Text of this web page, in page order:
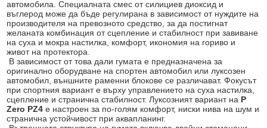
автомобила. Специалната смес от силициев диоксид и
въглерод може да бъде регулирана в зависимост от нуждите на
производителя на превозното средство, за да постигнат
желаната комбинация от сцепление и стабилност при завиване
на суха и мокра настилка, комфорт, икономия на гориво и
живот на протектора.
В зависимост от това дали гумата е предназначена за
оригинално оборудване на спортен автомобил или луксозен
автомобил, външните раменни блокове се различават. Фокусът
при спортния вариант е върху управлението на суха настилка,
сцепление и странична стабилност. Луксозният вариант на P
Zero PZ4 е настроен за по-голям комфорт, ниски нива на шум и
странична устойчивост при аквапланинг.